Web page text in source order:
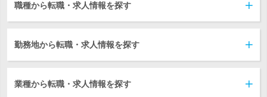
職種から転職・求人情報を探す
勤務地から転職・求人情報を探す
業種から転職・求人情報を探す